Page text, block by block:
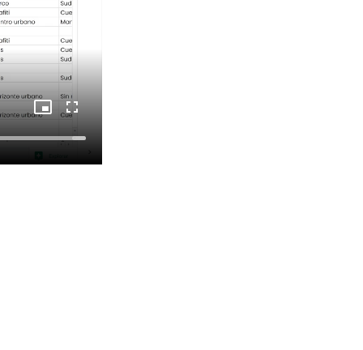
Picture-
Picture
Fullscreen